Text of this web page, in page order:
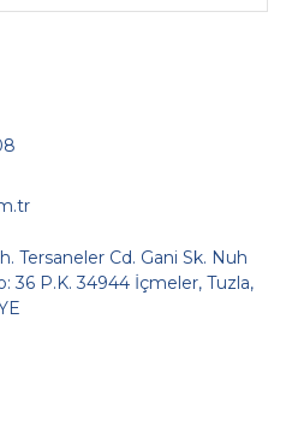
Tersaneler Cd. Gani Sk. Nuh
36 P.K. 34944 İçmeler, Tuzla,